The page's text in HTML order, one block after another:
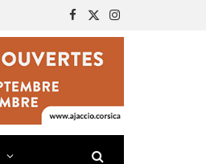
Facebook
X
(Twitter)
Instagram